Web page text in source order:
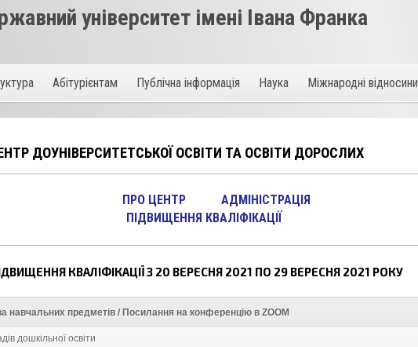
університет імені Івана Франка
Абітурієнтам Публічна інформація Наука Міжнародні відносини
ДОУНІВЕРСИТЕТСЬКОЇ ОСВІТИ ТА ОСВІТИ ДОРОСЛИХ
ПРО ЦЕНТР
АДМІНІСТРАЦІЯ
ПІДВИЩЕННЯ КВАЛІФІКАЦІЇ
КВАЛІФІКАЦІЇ З 20 ВЕРЕСНЯ 2021 ПО 29 ВЕРЕСНЯ 2021 РОКУ
навчальних предметів / Посилання на конференцію в ZOOM
дошкільної освіти